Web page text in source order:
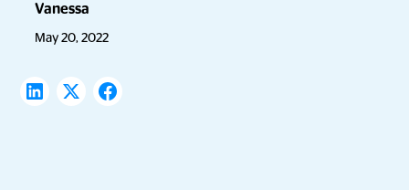
Vanessa
May 20, 2022